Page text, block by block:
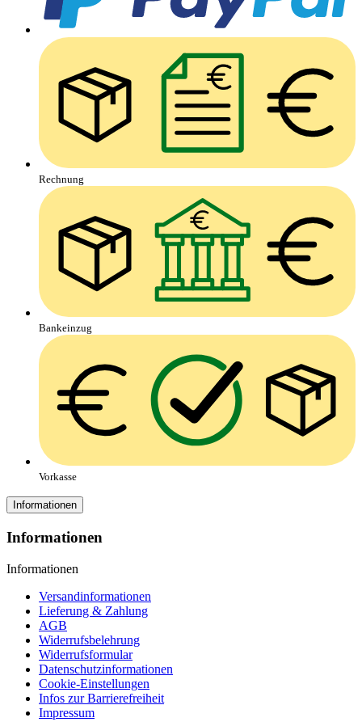
Rechnung
Bankeinzug
Vorkasse
Informationen
Informationen
Informationen
Versandinformationen
Lieferung & Zahlung
AGB
Widerrufsbelehrung
Widerrufsformular
Datenschutzinformationen
Cookie-Einstellungen
Infos zur Barrierefreiheit
Impressum